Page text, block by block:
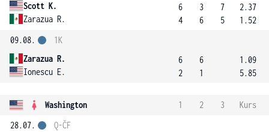
Scott K.
Zarazua R.
6
4
3
6
7
5
2.37
1.52
09.08.
Zarazua R.
Ionescu E.
1K
6
2
6
1
1.09
5.85
Washington 1 2 3
Kurs
28.07.
Q-ČF